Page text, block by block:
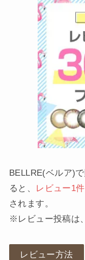
BELLRE(ベルア)
ると、 レビュー1
されます。
※レビュー投稿は
レビュー方法